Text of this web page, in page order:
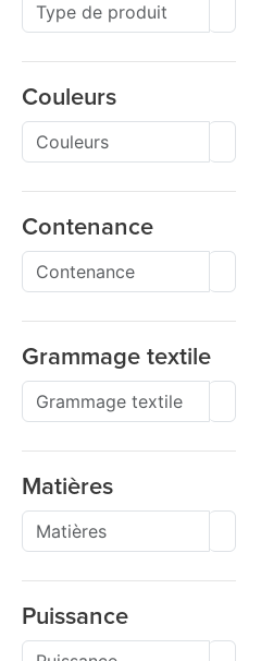
Couleurs
Contenance
Grammage textile
Matières
Puissance